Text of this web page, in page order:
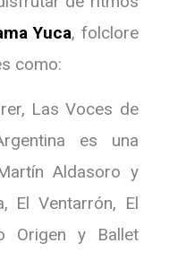
Yuca, folclore
como:
Las Voces de
es una
Aldasoro y
El Ventarrón, El
Origen y Ballet